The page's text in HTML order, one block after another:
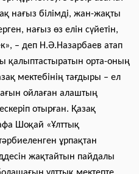
нағыз білімді, жан-жақты
нағыз өз елін сүйетін,
– деп Н.Ә.Назарбаев атап
қалыптастыратын орта-оның
мектебінің тағдыры – ел
ойлаған алаштың
отырған. Қазақ
Шоқай «Ұлттық
ұрпақтан
жақтайтын пайдалы